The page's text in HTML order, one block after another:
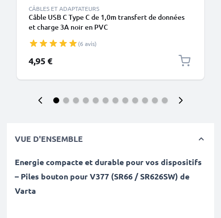
CÂBLES ET ADAPTATEURS
Câble USB C Type C de 1,0m transfert de données
et charge 3A noir en PVC
(6 avis)
4,95 €
VUE D'ENSEMBLE
Energie compacte et durable pour vos dispositifs
– Piles bouton pour V377 (SR66 / SR626SW) de
Varta